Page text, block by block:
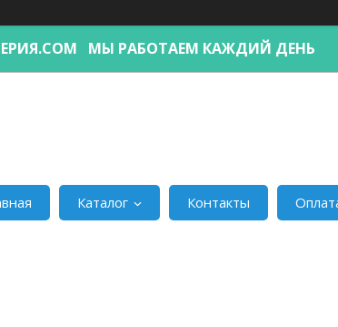
МЫ РАБОТАЕМ КАЖДИЙ
Каталог Контакты